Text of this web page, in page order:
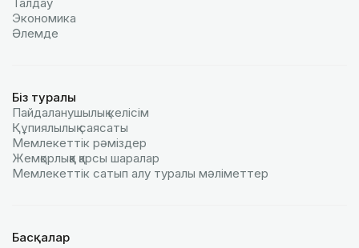
Экономика
Әлемде
Біз туралы
Пайдаланушылық келiciм
Құпиялылық саясаты
Мемлекеттік рәміздер
Жемқорлыққа қарсы шаралар
Мемлекеттік сатып алу туралы мәлiметтер
Басқалар